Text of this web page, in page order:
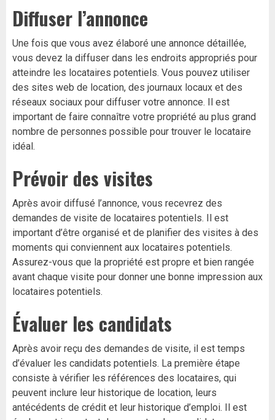
Diffuser l’annonce
Une fois que vous avez élaboré une annonce détaillée,
vous devez la diffuser dans les endroits appropriés pour
atteindre les locataires potentiels. Vous pouvez utiliser
des sites web de location, des journaux locaux et des
réseaux sociaux pour diffuser votre annonce. Il est
important de faire connaître votre propriété au plus grand
nombre de personnes possible pour trouver le locataire
idéal.
Prévoir des visites
Après avoir diffusé l’annonce, vous recevrez des
demandes de visite de locataires potentiels. Il est
important d’être organisé et de planifier des visites à des
moments qui conviennent aux locataires potentiels.
Assurez-vous que la propriété est propre et bien rangée
avant chaque visite pour donner une bonne impression aux
locataires potentiels.
Évaluer les candidats
Après avoir reçu des demandes de visite, il est temps
d’évaluer les candidats potentiels. La première étape
consiste à vérifier les références des locataires, qui
peuvent inclure leur historique de location, leurs
antécédents de crédit et leur historique d’emploi. Il est